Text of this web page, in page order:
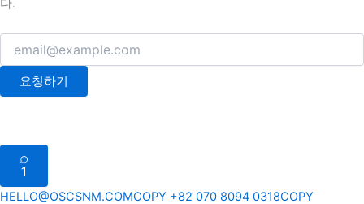
다.
요청하기
1
HELLO@OSCSNM.COMCOPY +82 070 8094 0318COPY